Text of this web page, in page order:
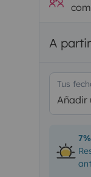
A
Tus
Añadir